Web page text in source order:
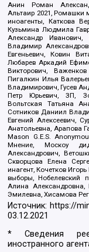
Анин Роман
Альтаир 2021, Ромашки
иноагенты, Каткова
Кузьмина Людмила
Александр
Владимир
Евгеньевич, Ковин
Любарев Аркадий
Викторович,
Пигалкин Илья
Владимирович, Гусев
Петр Юрьевич, ЗП,
Вольтская Татьяна
Сотников Даниил
Евгений Алексеевич,
Анатольевна, Арапова
Mason G.E.S.
Мнение, Москоу
Александрович,
Скворцова Елена
инагент, Кочетков
выборы, Нобелевский
Алина Александровна,
Эмилевна, Хисамова
Источник: https://
03.12.2021
* Сведения
иностранного